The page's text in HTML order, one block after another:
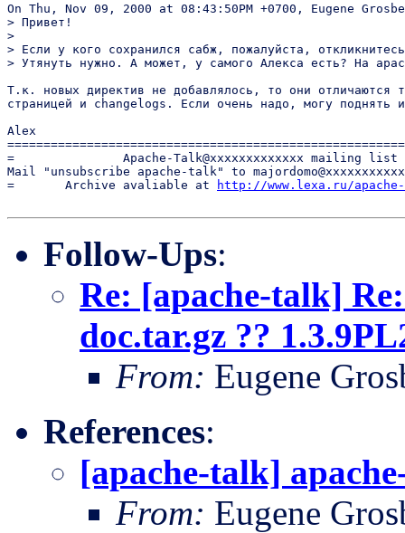
On Thu, Nov 09, 2000 at 08:43:50PM +0700, Eugene
> Привет!
>
> Если у кого сохранился сабж, пожалуйста,
> Утянуть нужно. А может, у самого Алекса есть? На
Т.к. новых директив не добавлялось, то они отличаются
страницей и changelogs. Если очень надо, могу поднять
Alex
=               Apache-Talk@xxxxxxxxxxxxx
Mail "unsubscribe apache-talk" to
=       Archive avaliable at
http://www.lexa.ru/
Follow-Ups:
Re: [apache-talk]
doc.tar.gz ??
From: Eugene
References:
[apache-talk]
From: Eugene